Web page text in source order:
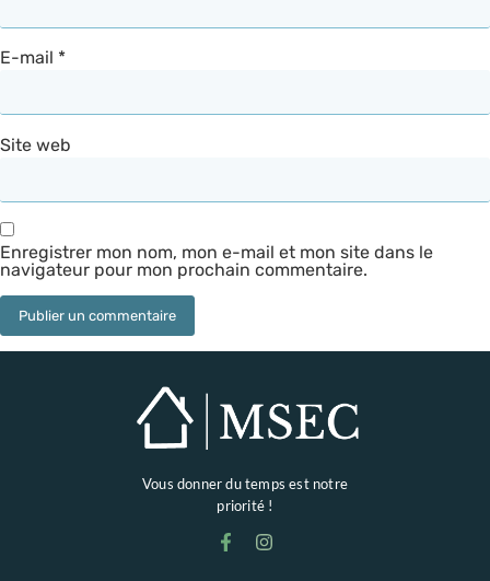
E-mail *
Site web
Enregistrer mon nom, mon e-mail et mon site dans le
navigateur pour mon prochain commentaire.
Vous donner du temps est notre
priorité !